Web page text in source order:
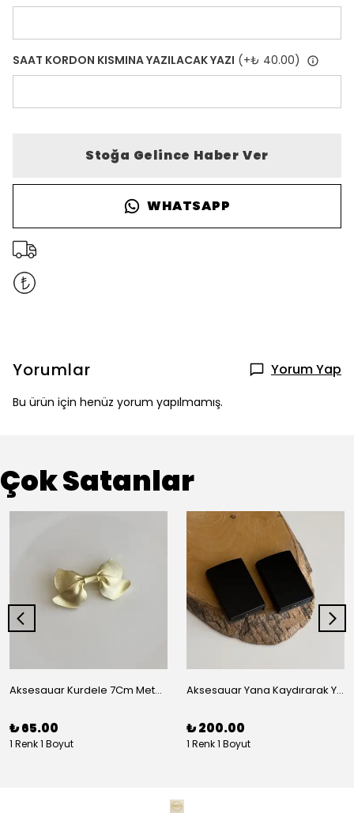
SAAT KORDON KISMINA YAZILACAK YAZI (+₺ 40.00)
Stoğa Gelince Haber Ver
WHATSAPP
Yorumlar Yorum Yap
Bu ürün için henüz yorum yapılmamış.
Çok Satanlar
Aksesauar Kurdele 7Cm Metal Pens Toka
₺ 65.00
1 Renk 1 Boyut
Aksesauar Yana Kaydırarak Yanmalı Kum Siyah Çakmak
₺ 200.00
1 Renk 1 Boyut